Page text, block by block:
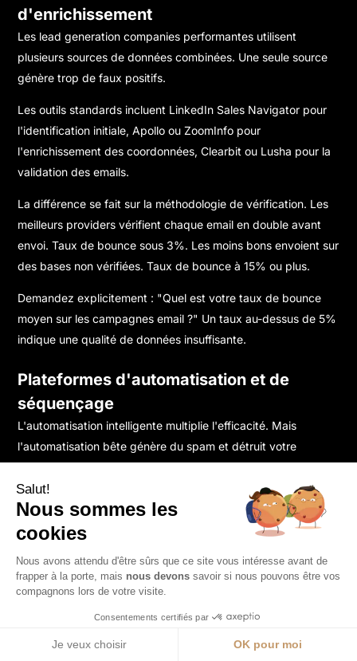
d'enrichissement
Les lead generation companies performantes utilisent
plusieurs sources de données combinées. Une seule source
génère trop de faux positifs.
Les outils standards incluent LinkedIn Sales Navigator pour
l'identification initiale, Apollo ou ZoomInfo pour
l'enrichissement des coordonnées, Clearbit ou Lusha pour la
validation des emails.
La différence se fait sur la méthodologie de vérification. Les
meilleurs providers vérifient chaque email en double avant
envoi. Taux de bounce sous 3%. Les moins bons envoient sur
des bases non vérifiées. Taux de bounce à 15% ou plus.
Demandez explicitement : "Quel est votre taux de bounce
moyen sur les campagnes email ?" Un taux au-dessus de 5%
indique une qualité de données insuffisante.
Plateformes d'automatisation et de
séquençage
L'automatisation intelligente multiplie l'efficacité. Mais
l'automatisation bête génère du spam et détruit votre
réputation.
Les outils comme Lemlist, Instantly, Smartlead ou Reply
permettent de créer des séquences multi-touch
personnalisées. Email initial, relance après 3 jours, relance
différente après 7 jours, message LinkedIn entre les deux.
La clé : la personnalisation variable. Les meilleures lead
generation companies créent 20 à 40 variantes de messages
Salut!
Nous sommes les
cookies
Nous avons attendu d'être sûrs que ce site vous intéresse avant de
frapper à la porte, mais nous devons savoir si nous pouvons être vos
compagnons lors de votre visite.
Consentements certifiés par
Je veux choisir OK pour moi